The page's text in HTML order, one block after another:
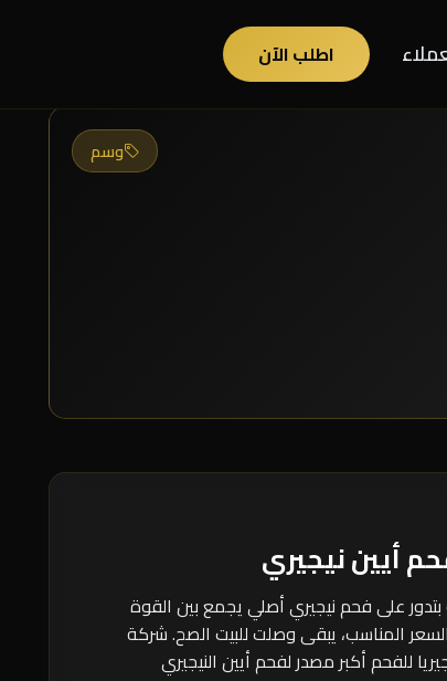
اطلب الآن
وسم
أيين نيجيري
بتدور على فحم نيجيري أصلي يجمع بين القوة
المناسب، يبقى وصلت للبيت الصح. شركة
للفحم أكبر مصدر لفحم أيين النيجيري